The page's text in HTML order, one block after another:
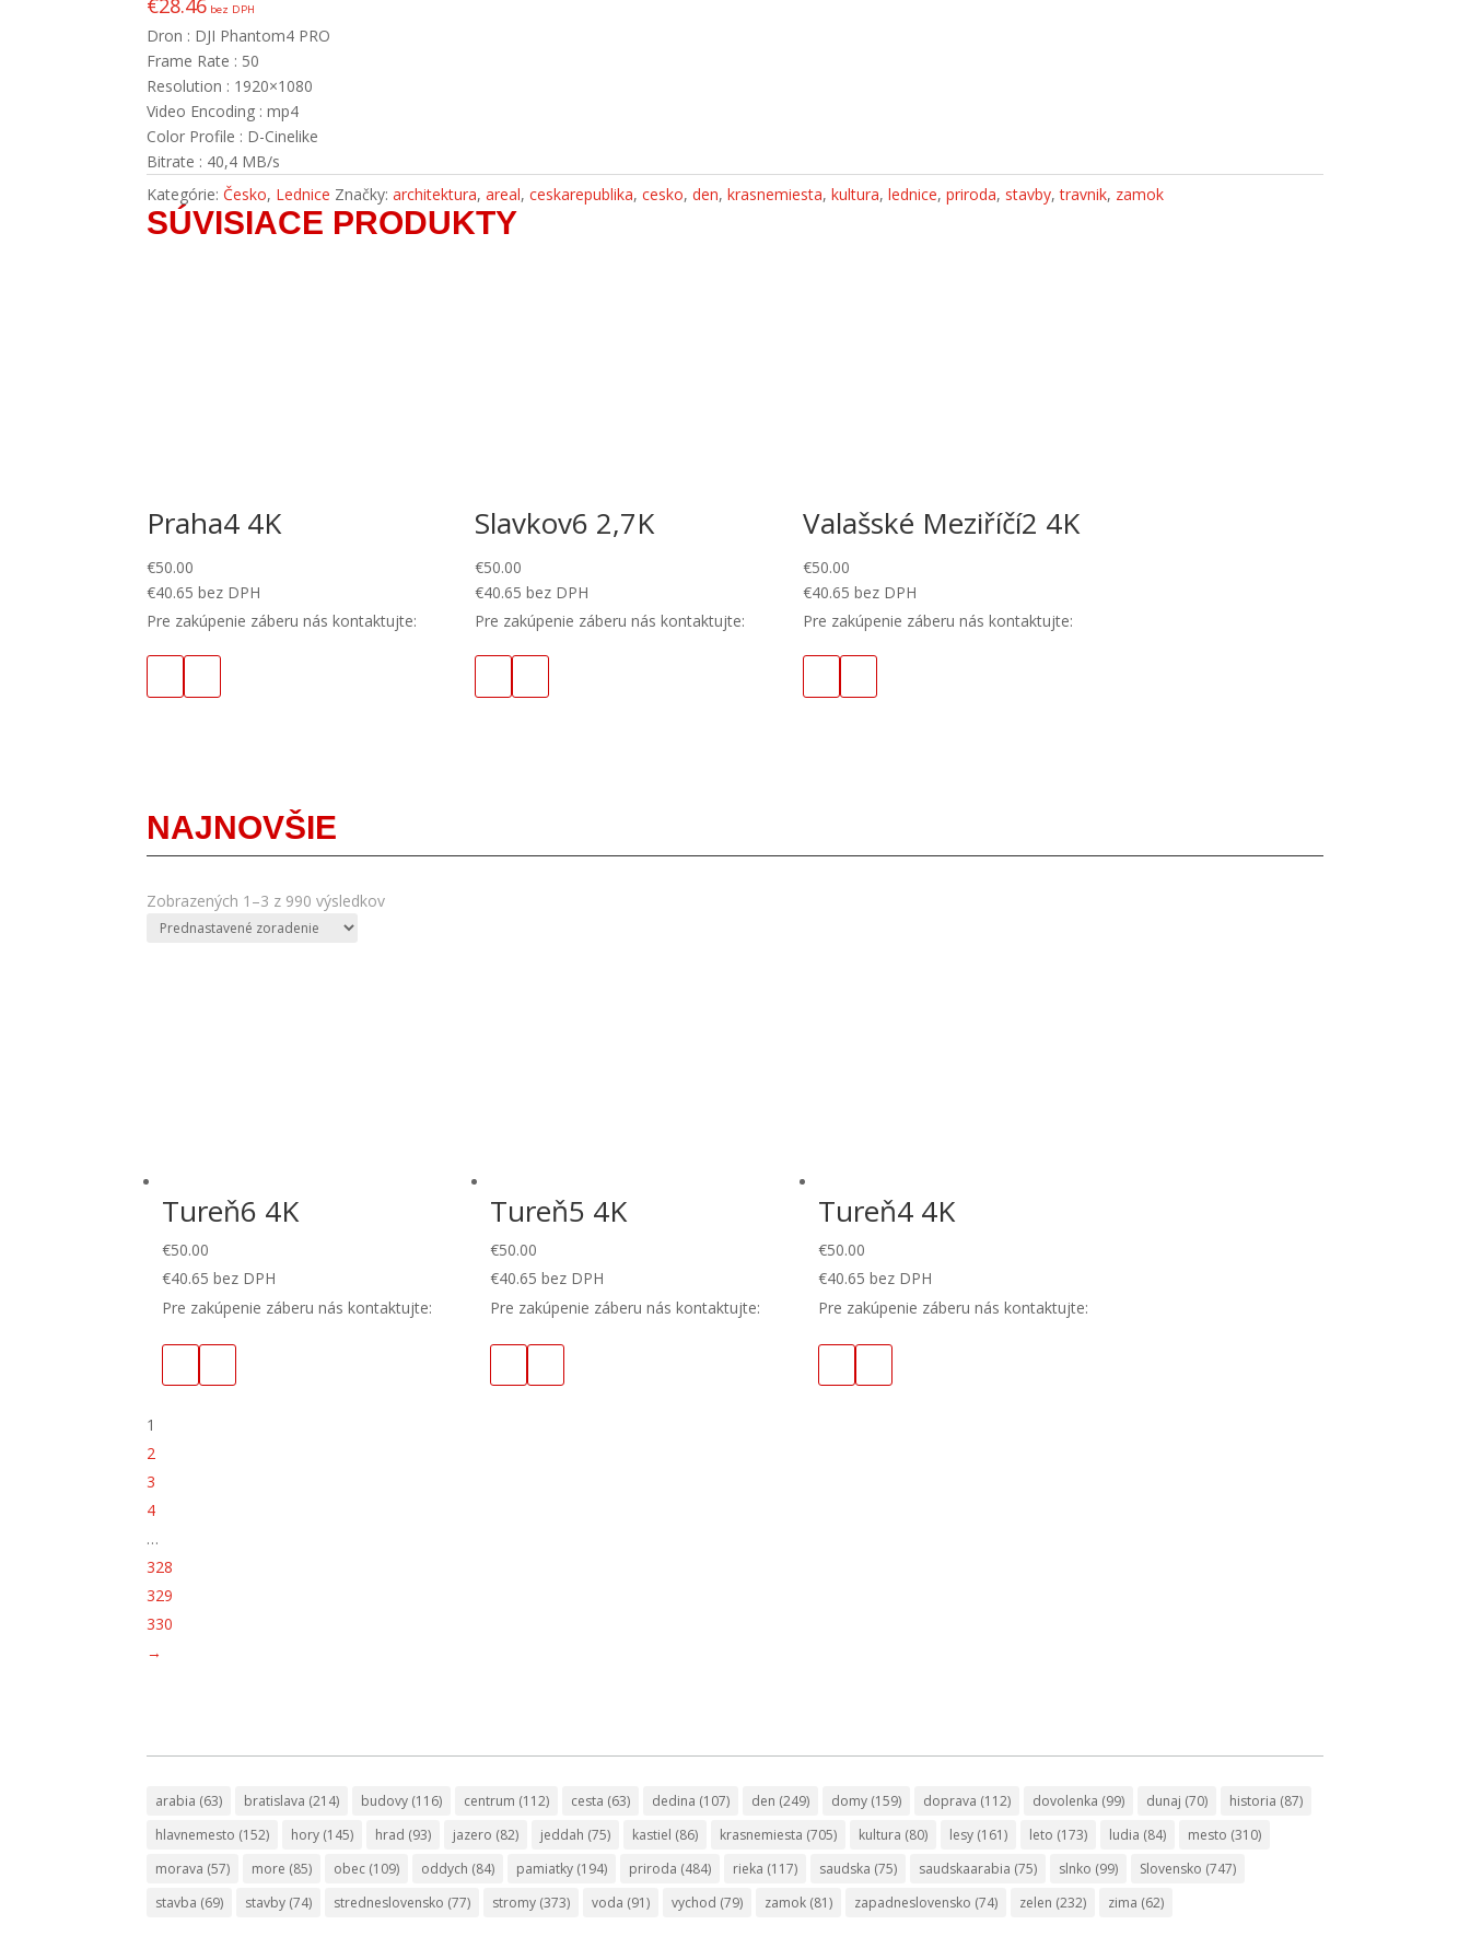
€28.46 bez DPH
Dron : DJI Phantom4 PRO
Frame Rate : 50
Resolution : 1920×1080
Video Encoding : mp4
Color Profile : D-Cinelike
Bitrate : 40,4 MB/s
Kategórie:Česko, Lednice Značky:architektura,areal,ceskarepublika,cesko,den,krasnemiesta,kultura,lednice,priroda, stavby,travnik, zamok
SÚVISIACE PRODUKTY
Praha4 4K
€50.00
€40.65 bez DPH
Pre zakúpenie záberu nás kontaktujte:
Slavkov6 2,7K
€50.00
€40.65 bez DPH
Pre zakúpenie záberu nás kontaktujte:
Valašské Meziříčí2 4K
€50.00
€40.65 bez DPH
Pre zakúpenie záberu nás kontaktujte:
NAJNOVŠIE
Zobrazených 1–3 z 990 výsledkov
Tureň6 4K
€50.00
€40.65 bez DPH
Pre zakúpenie záberu nás kontaktujte:
Tureň5 4K
€50.00
€40.65 bez DPH
Pre zakúpenie záberu nás kontaktujte:
Tureň4 4K
€50.00
€40.65 bez DPH
Pre zakúpenie záberu nás kontaktujte:
1
2
3
4
…
328
329
330
→
arabia (63) bratislava (214) budovy (116) centrum (112) cesta (63) dedina (107) den (249) domy (159) doprava (112) dovolenka (99) dunaj (70) historia (87)
hlavnemesto (152) hory (145) hrad (93) jazero (82) jeddah (75) kastiel (86) krasnemiesta (705) kultura (80) lesy (161) leto (173) ludia (84) mesto (310)
morava (57) more (85) obec (109) oddych (84) pamiatky (194) priroda (484) rieka (117) saudska (75) saudskaarabia (75) slnko (99) Slovensko (747)
stavba (69) stavby (74) stredneslovensko (77) stromy (373) voda (91) vychod (79) zamok (81) zapadneslovensko (74) zelen (232) zima (62)